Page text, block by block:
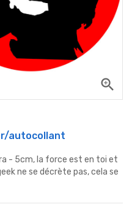
zoom_in
autocollant
- 5cm, la force est en toi et
ne se décrète pas,cela se